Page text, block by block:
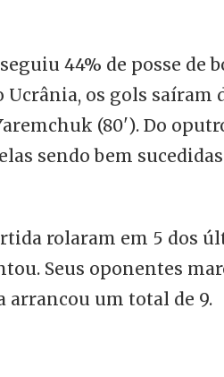
44% de posse de
Ucrânia, os gols saíram
(80'). Do
sendo bem
rolaram em 5 dos
Seus oponentes
arrancou um total de 9.